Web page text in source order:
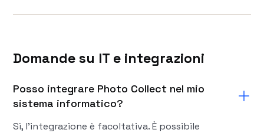
Domande su IT e integrazioni
Posso integrare Photo Collect nel mio
sistema informatico?
Sì, l'integrazione è facoltativa. È possibile